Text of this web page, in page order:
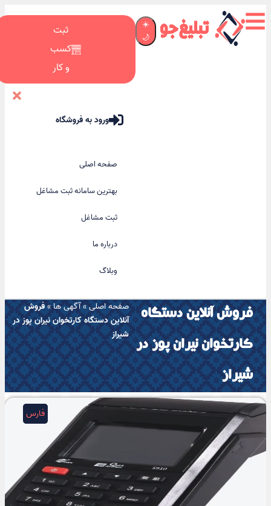
☀️
🌙
ثبت
کسب
و کار
ورود به فروشگاه
صفحه اصلی
بهترین سامانه ثبت مشاغل
ثبت مشاغل
درباره ما
وبلاگ
فروش آنلاین دستگاه
کارتخوان نیران پوز در
شیراز
صفحه اصلی»آگهی ها»فروش
آنلاین دستگاه کارتخوان نیران پوز در
شیراز
فارس